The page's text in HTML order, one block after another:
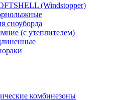
(Windstopper)
сноуборда
(с утеплителем)
комбинезоны